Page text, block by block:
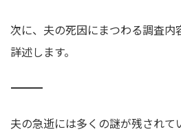
次に、夫の死因にまつわる調査内
詳述します。
――――――――――――――――――――――――――――――――
夫の急逝には多くの謎が残され